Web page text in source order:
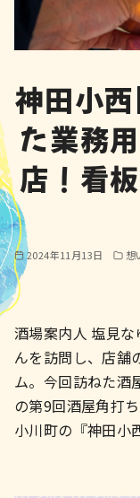
神田小
た業務
店！看
2024年11月13日 想
酒場案内人 塩見
んを訪問し、店舗
ム。今回訪ねた酒
の第9回酒屋角打
小川町の『神田小